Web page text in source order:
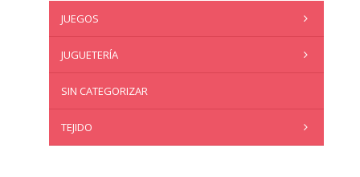
JUEGOS
JUGUETERÍA
SIN CATEGORIZAR
TEJIDO